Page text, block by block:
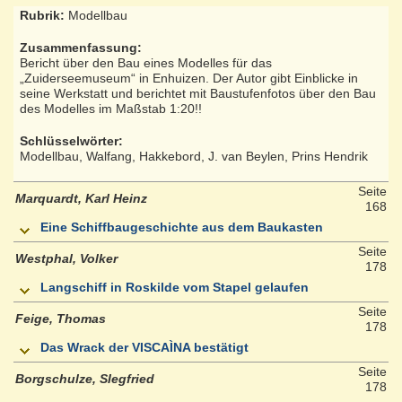
Rubrik: Modellbau
Zusammenfassung:
Bericht über den Bau eines Modelles für das
„Zuiderseemuseum“ in Enhuizen. Der Autor gibt Einblicke in
seine Werkstatt und berichtet mit Baustufenfotos über den Bau
des Modelles im Maßstab 1:20!!
Schlüsselwörter:
Modellbau, Walfang, Hakkebord, J. van Beylen, Prins Hendrik
Marquardt, Karl Heinz
Seite
168
Eine Schiffbaugeschichte aus dem Baukasten
Westphal, Volker
Seite
178
Langschiff in Roskilde vom Stapel gelaufen
Feige, Thomas
Seite
178
Das Wrack der VISCAÌNA bestätigt
Borgschulze, SIegfried
Seite
178